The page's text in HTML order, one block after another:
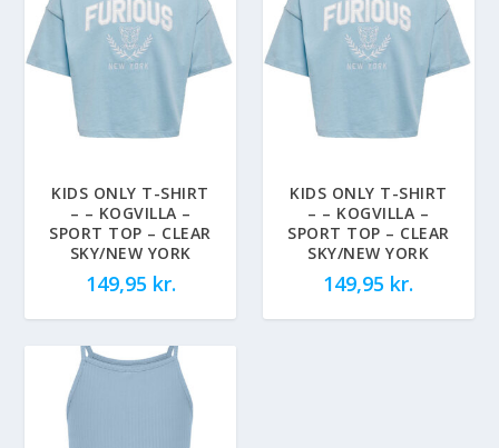
KIDS ONLY T-SHIRT
– – KOGVILLA –
SPORT TOP – CLEAR
SKY/NEW YORK
149,95 kr.
KIDS ONLY T-SHIRT
– – KOGVILLA –
SPORT TOP – CLEAR
SKY/NEW YORK
149,95 kr.